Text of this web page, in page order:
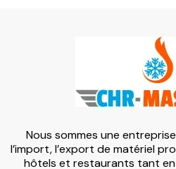
Nous sommes une
l’import, l’export de matériel
hôtels et restaurants tant en